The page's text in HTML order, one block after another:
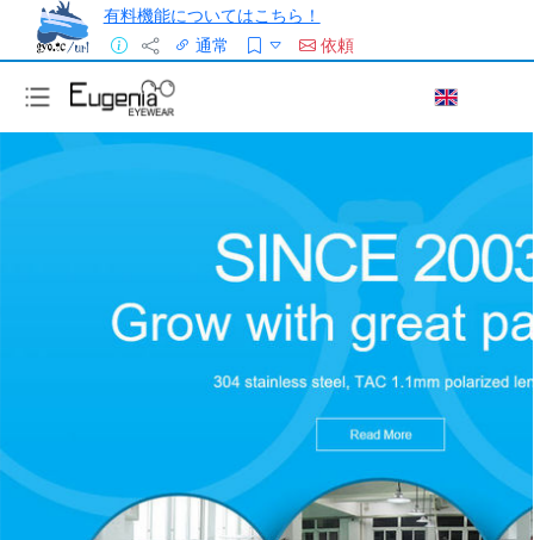
有料機能についてはこちら！
通常
依頼